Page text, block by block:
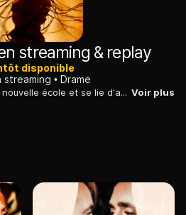
streaming & replay
disponible
streaming
Drame
Lili arrive en CM1 dans une nouvelle école et se lie d'amitié avec Dado. Alors que la photo de classe approche, Lili se fait faire des tresses africaines et Dado se défrise les cheveux. Voir plus